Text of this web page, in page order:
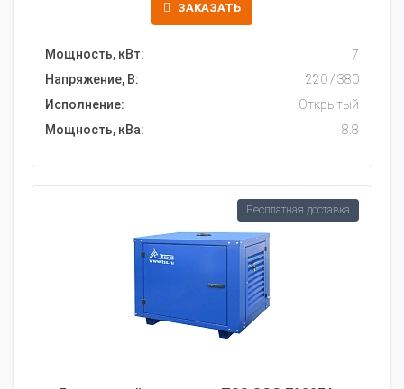
ЗАКАЗАТЬ
Мощность, кВт:
7
Напряжение, В:
220 / 380
Исполнение:
Открытый
Мощность, кВа:
8.8
Бесплатная доставка